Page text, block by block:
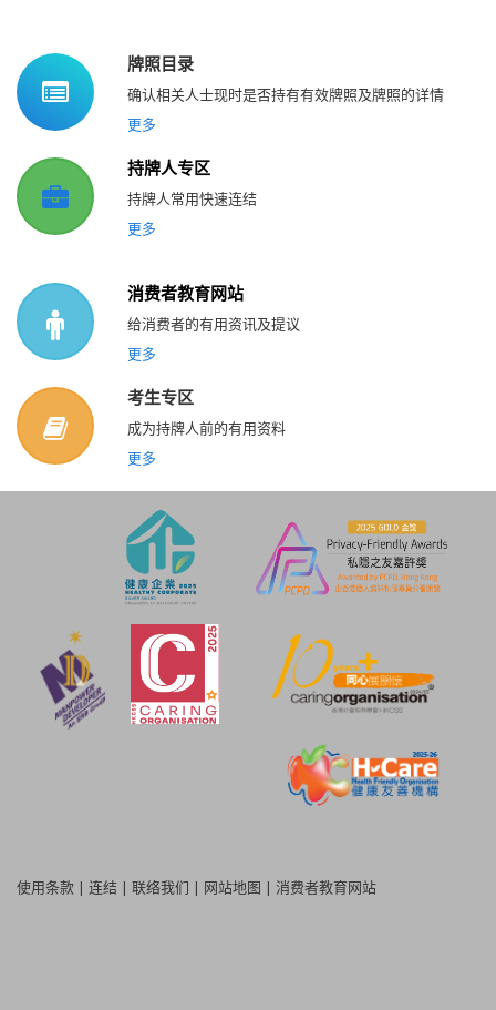
牌照目录
确认相关人士现时是否持有有效牌照及牌照的详情
更多
持牌人专区
持牌人常用快速连结
更多
消费者教育网站
给消费者的有用资讯及提议
更多
考生专区
成为持牌人前的有用资料
更多
使用条款 | 连结 | 联络我们 | 网站地图 | 消费者教育网站